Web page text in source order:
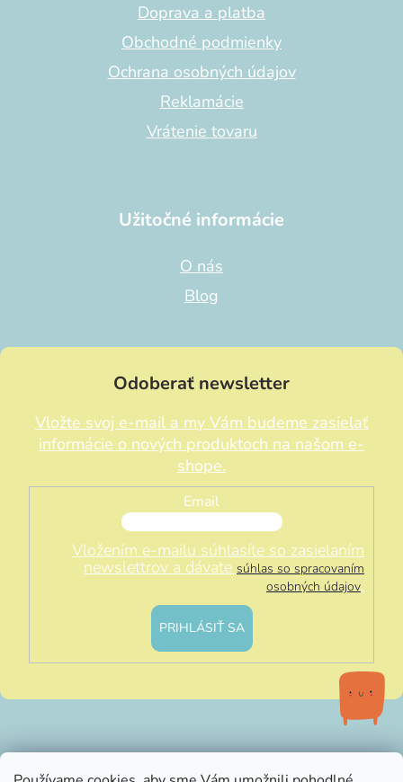
Doprava a platba
Obchodné podmienky
Ochrana osobných údajov
Reklamácie
Vrátenie tovaru
Užitočné informácie
O nás
Blog
Odoberať newsletter
Vložte svoj e-mail a my Vám budeme zasielať
informácie o nových produktoch na našom e-
shope.
Email
Vložením e-mailu súhlasíte so zasielaním
newslettrov a dávate súhlas so spracovaním
osobných údajov.
PRIHLÁSIŤ SA
info@littleluna.sk